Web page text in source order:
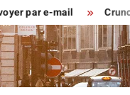
e-mail Crunchscan